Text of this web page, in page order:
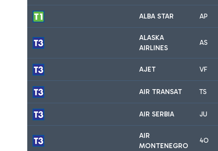
ALBA STAR AP
ALASKA
AIRLINES
AS
AJET VF
AIR TRANSAT TS
AIR SERBIA JU
AIR
MONTENEGRO
4O